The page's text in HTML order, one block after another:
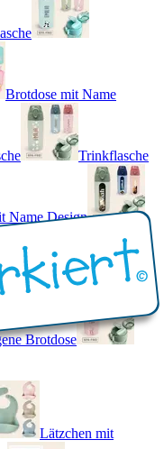
Brotdose mit Name
Trinkflasche
Name Design
Brotdose mit Namen
Brotdose
Lätzchen mit